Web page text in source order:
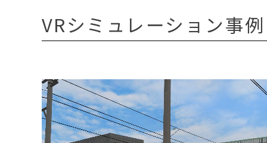
VRシミュレーション事